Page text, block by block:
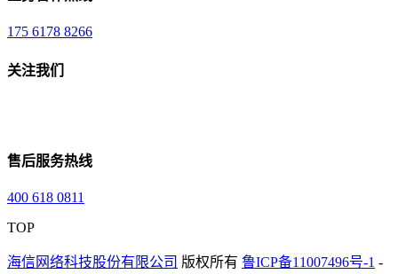
175 6178 8266
关注我们
售后服务热线
400 618 0811
TOP
海信网络科技股份有限公司 版权所有 鲁ICP备11007496号-1 -